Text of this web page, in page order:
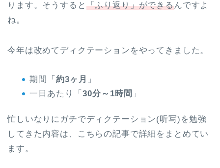
ります。そうすると 「ふり返り」ができるんですよ
ね。
今年は改めてディクテーションをやってきました。
期間「 約3ヶ月
」
一日あたり「 30分～1時間 」
忙しいなりにガチでディクテーション(听写)を勉強
してきた内容は、こちらの記事で詳細をまとめてい
ます。